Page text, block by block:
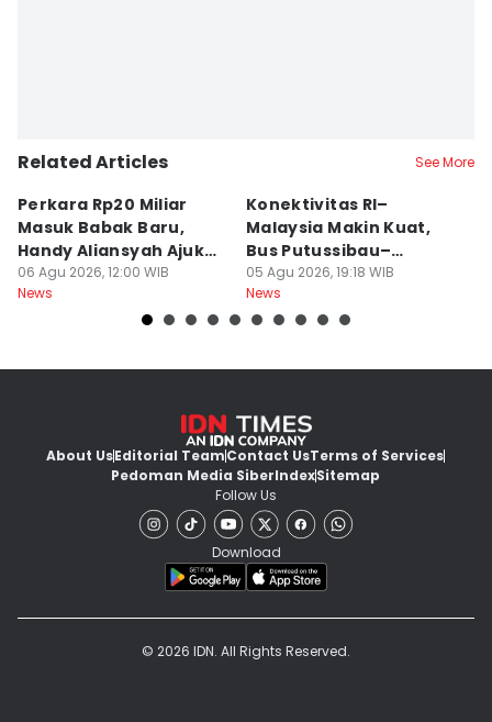
Related Articles See More
Perkara Rp20 Miliar
Masuk Babak Baru,
Handy Aliansyah Ajukan
Banding
06 Agu 2026, 12:00 WIB
News
Konektivitas RI–
Malaysia Makin Kuat,
Bus Putussibau–
Kuching Masuki Final
05 Agu 2026, 19:18 WIB
News
About UsEditorial TeamContact UsTerms of Services
Pedoman Media SiberIndexSitemap
Follow Us
Download
© 2026 IDN. All Rights Reserved.